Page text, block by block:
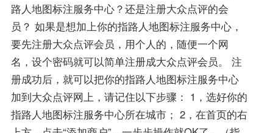
路人地图标注服务中心？还是注册大众点评的会
员？ 如果是想加上你的指路人地图标注服务中心，
要先注册大众点评会员，用个人的，随便一个网
名，设个密码就可以简单注册成大众点评会员。 注
册成功后，就可以把你的指路人地图标注服务中心
加到大众点评网上，请记住以下步骤： 1，选好你的
指路人地图标注服务中心所在城市； 2，在首页的右